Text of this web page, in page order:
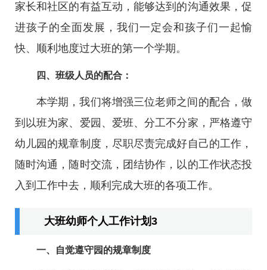
家长和社区的有益互动，能够达到的沟通效果，促
进孩子的全面发展，我们一定会和孩子们一起愉
快、顺利地度过大班的第一个学期。
四、班级人员的配合：
本学期，我们将增强三位老师之间的配合，做
到以班为家、爱园、爱班、分工不分家，严格遵守
幼儿园的规章制度，尽职尽责完成好自己的工作，
随时沟通，随时交流，团结协作，以的工作状态投
入到工作中去，顺利完成大班的各项工作。
大班幼师个人工作计划3
一、自觉遵守园的规章制度